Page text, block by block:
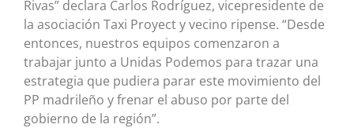
Rivas” declara Carlos Rodríguez, vicepresidente de
la asociación Taxi Proyect y vecino ripense. “Desde
entonces, nuestros equipos comenzaron a
trabajar junto a Unidas Podemos para trazar una
estrategia que pudiera parar este movimiento del
PP madrileño y frenar el abuso por parte del
gobierno de la región”.